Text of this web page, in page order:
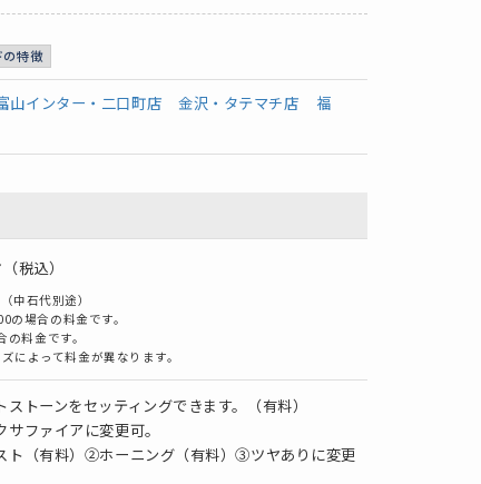
の特徴
山インター・二口町店 金沢・タテマチ店
福
（税込）
中石代別途）
の場合の料金です。
料金です。
によって料金が異なります。
トーンをセッティングできます。（有料）
ファイアに変更可。
ト（有料）②ホーニング（有料）③ツヤありに変更